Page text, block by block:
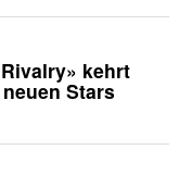
kehrt
Stars